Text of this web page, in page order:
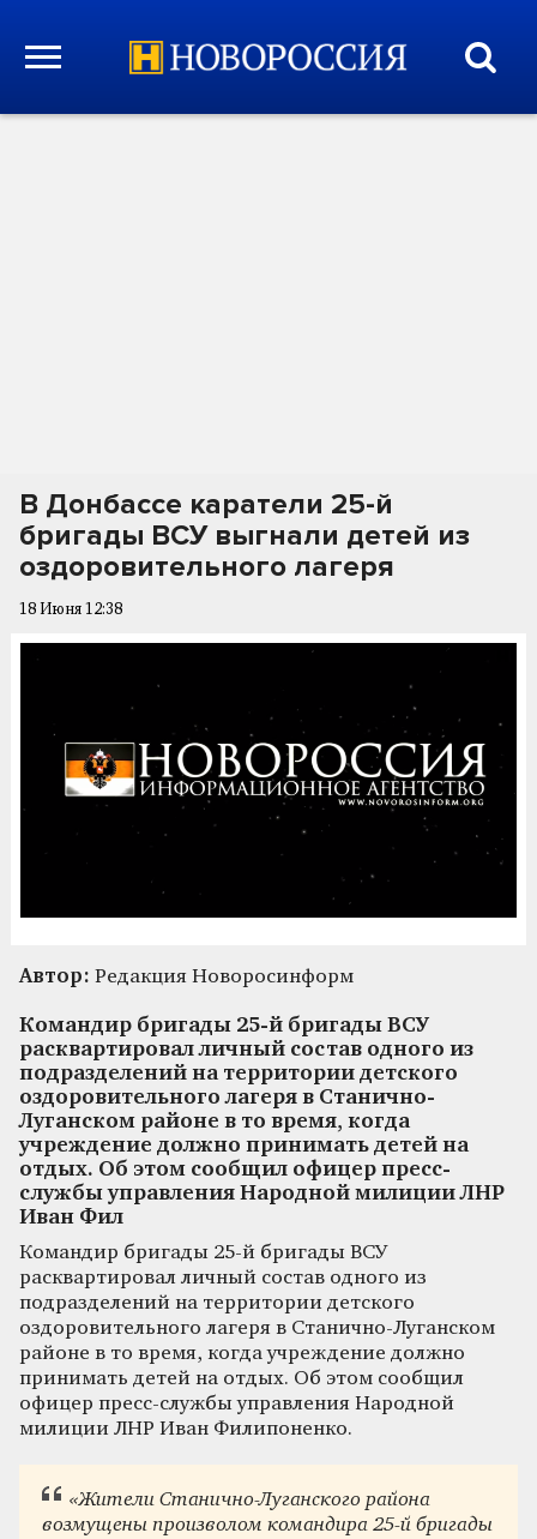
В Донбассе каратели 25-й
бригады ВСУ выгнали детей из
оздоровительного лагеря
18 Июня 12:38
Автор: Редакция Новоросинформ
Командир бригады 25-й бригады ВСУ
расквартировал личный состав одного из
подразделений на территории детского
оздоровительного лагеря в Станично-
Луганском районе в то время, когда
учреждение должно принимать детей на
отдых. Об этом сообщил офицер пресс-
службы управления Народной милиции ЛНР
Иван Фил
Командир бригады 25-й бригады ВСУ
расквартировал личный состав одного из
подразделений на территории детского
оздоровительного лагеря в Станично-Луганском
районе в то время, когда учреждение должно
принимать детей на отдых. Об этом сообщил
офицер пресс-службы управления Народной
милиции ЛНР Иван Филипоненко.
«Жители Станично-Луганского района
возмущены произволом командира 25-й бригады